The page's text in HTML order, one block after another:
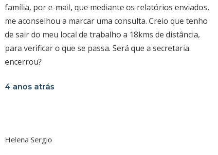
família, por e-mail, que mediante os relatórios enviados,
me aconselhou a marcar uma consulta. Creio que tenho
de sair do meu local de trabalho a 18kms de distância,
para verificar o que se passa. Será que a secretaria
encerrou?
4 anos atrás
Helena Sergio